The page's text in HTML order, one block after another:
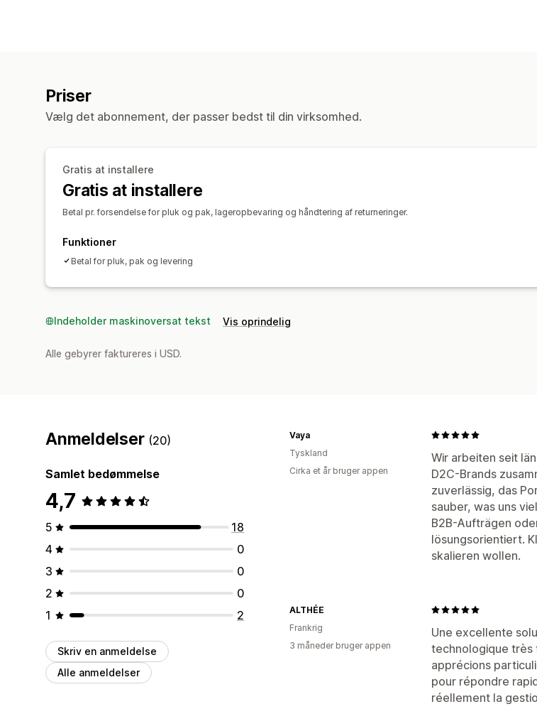
Priser
Vælg det abonnement, der passer bedst til din virksomhed.
Gratis at installere
Gratis at installere
Betal pr. forsendelse for pluk og pak, lageropbevaring og håndtering af returneringer.
Funktioner
Betal for pluk, pak og levering
Indeholder maskinoversat tekst Vis oprindelig
Alle gebyrer faktureres i USD.
Anmeldelser (20)
Samlet bedømmelse
4,7
5
18
4
0
3
0
2
0
1
2
Skriv en anmeldelse
Alle anmeldelser
Wir arbeiten seit
D2C-Brands
zuverlässig, das
sauber, was uns
B2B-Aufträgen
lösungsorientiert.
skalieren wollen.
Vaya
Tyskland
Cirka et år bruger appen
Une excellente
technologique très
apprécions
pour répondre
réellement la
ALTHÉE
Frankrig
3 måneder bruger appen